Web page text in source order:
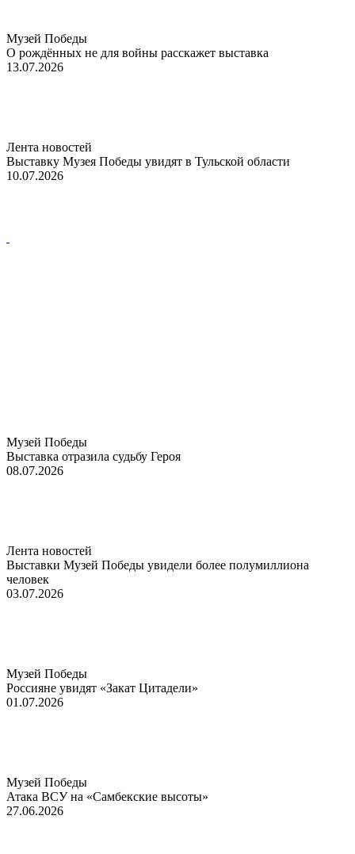
Музей Победы
О рождённых не для войны расскажет выставка
13.07.2026
Лента новостей
Выставку Музея Победы увидят в Тульской области
10.07.2026
Музей Победы
Выставка отразила судьбу Героя
08.07.2026
Лента новостей
Выставки Музей Победы увидели более полумиллиона
человек
03.07.2026
Музей Победы
Россияне увидят «Закат Цитадели»
01.07.2026
Музей Победы
Атака ВСУ на «Самбекские высоты»
27.06.2026